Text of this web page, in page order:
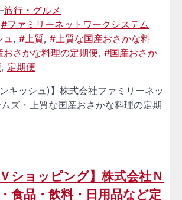
–旅行・グルメ
#ファミリーネットワークシステム
, #上質, #上質な国産おさかな料
さかな料理の定期便, #国産おさか
, 定期便
キッシュ)】株式会社ファミリーネッ
ムズ・上質な国産おさかな料理の定期
ショッピング】株式会社Ｎ
食品・飲料・日用品など定